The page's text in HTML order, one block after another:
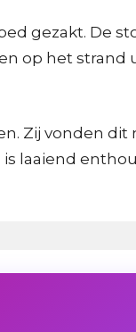
gezakt. De
op het strand
Zij vonden dit
laaiend